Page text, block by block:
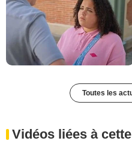
Toutes les
Vidéos liées à